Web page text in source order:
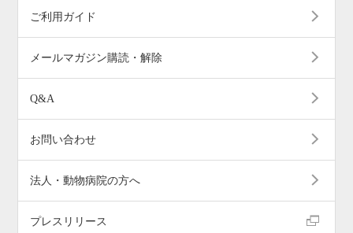
ご利用ガイド
メールマガジン購読・解除
Q&A
お問い合わせ
法人・動物病院の方へ
プレスリリース